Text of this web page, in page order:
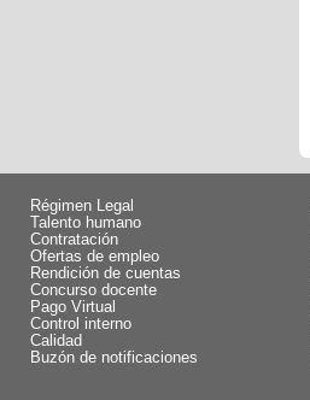
Régimen Legal
Talento humano
Contratación
Ofertas de empleo
Rendición de cuentas
Concurso docente
Pago Virtual
Control interno
Calidad
Buzón de notificaciones